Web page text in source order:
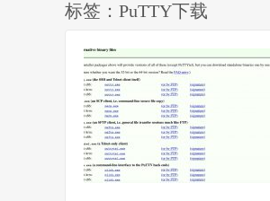
标签：PuTTY下载